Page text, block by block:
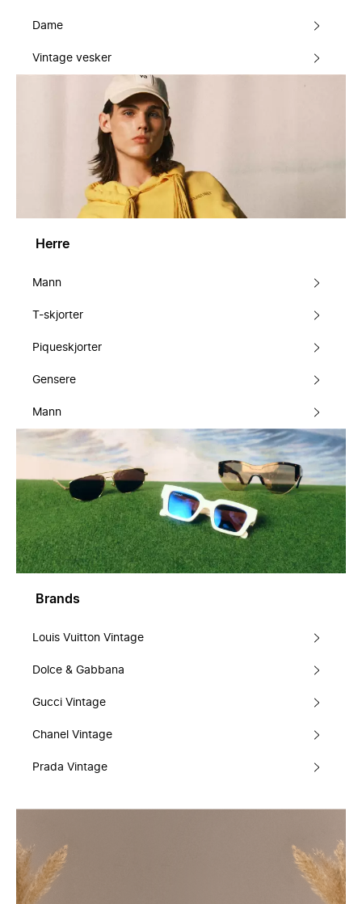
Dame
Vintage vesker
Herre
Mann
T-skjorter
Piqueskjorter
Gensere
Mann
Brands
Louis Vuitton Vintage
Dolce & Gabbana
Gucci Vintage
Chanel Vintage
Prada Vintage